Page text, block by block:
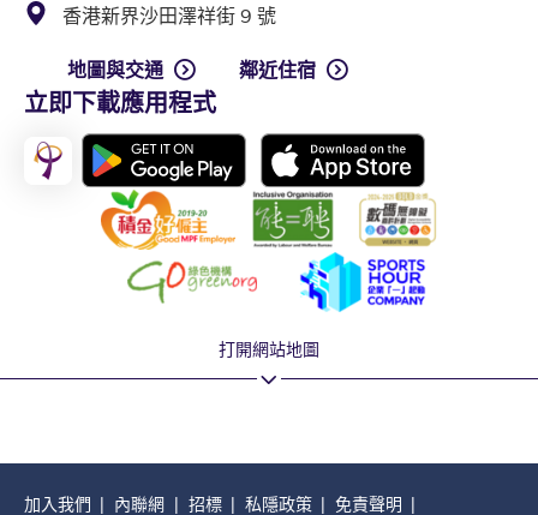
香港新界沙田澤祥街 9 號
地圖與交通 鄰近住宿
立即下載應用程式
打開網站地圖
加入我們 內聯網 招標 私隱政策 免責聲明